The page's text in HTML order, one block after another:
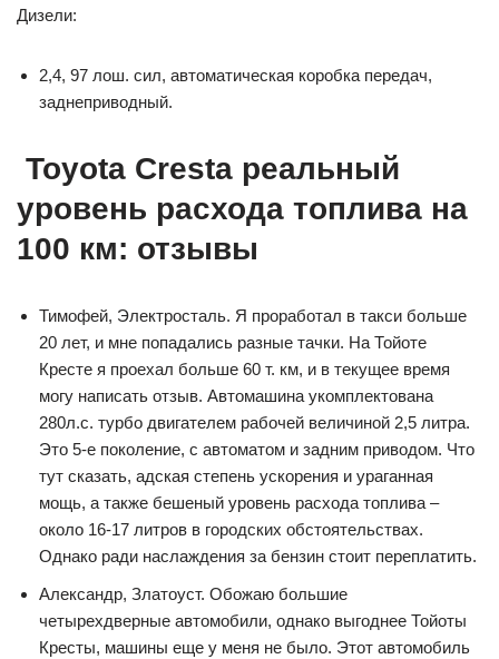
Дизели:
2,4, 97 лош. сил, автоматическая коробка передач,
заднеприводный.
Toyota Cresta реальный
уровень расхода топлива на
100 км: отзывы
Тимофей, Электросталь. Я проработал в такси больше
20 лет, и мне попадались разные тачки. На Тойоте
Кресте я проехал больше 60 т. км, и в текущее время
могу написать отзыв. Автомашина укомплектована
280л.с. турбо двигателем рабочей величиной 2,5 литра.
Это 5-е поколение, с автоматом и задним приводом. Что
тут сказать, адская степень ускорения и ураганная
мощь, а также бешеный уровень расхода топлива –
около 16-17 литров в городских обстоятельствах.
Однако ради наслаждения за бензин стоит переплатить.
Александр, Златоуст. Обожаю большие
четырехдверные автомобили, однако выгоднее Тойоты
Кресты, машины еще у меня не было. Этот автомобиль